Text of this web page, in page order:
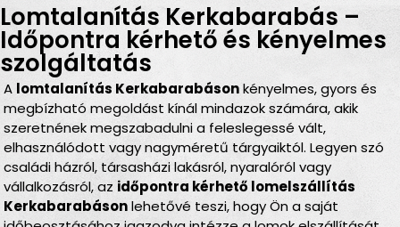
Lomtalanítás Kerkabarabás –
Időpontra kérhető és kényelmes
szolgáltatás
A lomtalanítás Kerkabarabásonkényelmes, gyors és
megbízható megoldást kínál mindazok számára, akik
szeretnének megszabadulni a feleslegessé vált,
elhasználódott vagy nagyméretű tárgyaiktól. Legyen szó
családi házról, társasházi lakásról, nyaralóról vagy
vállalkozásról, az időpontra kérhető lomelszállítás
Kerkabarabásonlehetővé teszi, hogy Ön a saját